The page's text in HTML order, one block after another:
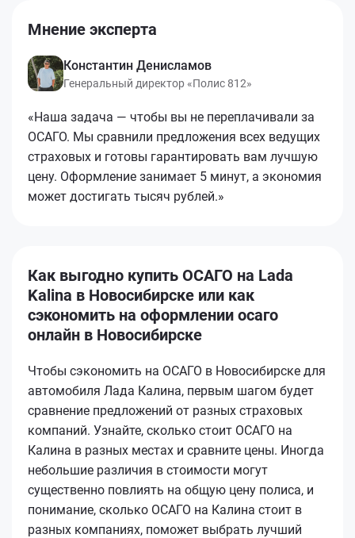
Мнение эксперта
Константин Денисламов
Генеральный директор «Полис 812»
«Наша задача — чтобы вы не переплачивали за
ОСАГО. Мы сравнили предложения всех ведущих
страховых и готовы гарантировать вам лучшую
цену. Оформление занимает 5 минут, а экономия
может достигать тысяч рублей.»
Как выгодно купить ОСАГО на Lada
Kalina в Новосибирске или как
сэкономить на оформлении осаго
онлайн в Новосибирске
Чтобы сэкономить на ОСАГО в Новосибирске для
автомобиля Лада Калина, первым шагом будет
сравнение предложений от разных страховых
компаний. Узнайте, сколько стоит ОСАГО на
Калина в разных местах и сравните цены. Иногда
небольшие различия в стоимости могут
существенно повлиять на общую цену полиса, и
понимание, сколько ОСАГО на Калина стоит в
разных компаниях, поможет выбрать лучший